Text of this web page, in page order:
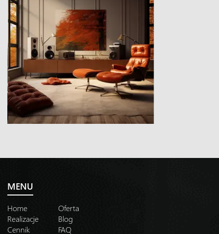
MENU
Home
Oferta
Realizacje
Blog
Cennik
FAQ